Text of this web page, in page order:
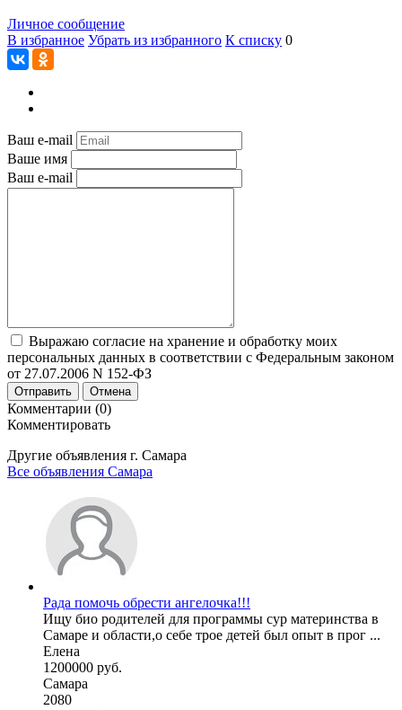
Личное сообщение
В избранное Убрать из избранного К списку 0
Ваш e-mail
Ваше имя
Ваш e-mail
Выражаю согласие на хранение и обработку моих
персональных данных в соответствии с Федеральным законом
от 27.07.2006 N 152-ФЗ
Отправить Отмена
Комментарии (0)
Комментировать
Другие объявления г. Самара
Все объявления Самара
Рада помочь обрести ангелочка!!!
Ищу био родителей для программы сур материнства в
Самаре и области,о себе трое детей был опыт в прог ...
Елена
1200000 руб.
Самара
2080